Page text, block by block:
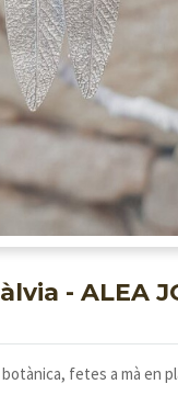
- ALEA
fetes a mà en